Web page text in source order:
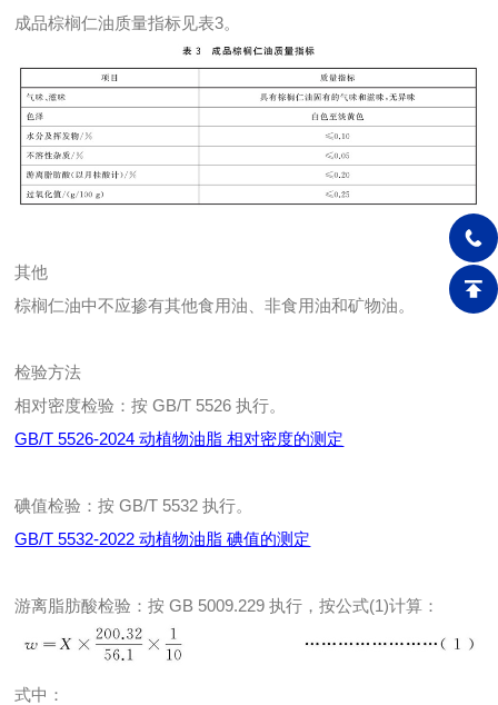
成品棕榈仁油质量指标见表3。
其他
棕榈仁油中不应掺有其他食用油、非食用油和矿物油。
检验方法
相对密度检验：按 GB/T 5526 执行。
GB/T 5526-2024 动植物油脂 相对密度的测定
碘值检验：按 GB/T 5532 执行。
GB/T 5532-2022 动植物油脂 碘值的测定
游离脂肪酸检验：按 GB 5009.229 执行，按公式(1)计算：
式中：